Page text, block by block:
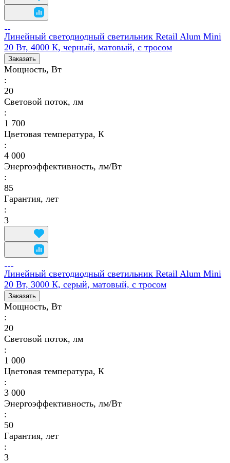
Линейный светодиодный светильник Retail Alum Mini
20 Вт, 4000 К, черный, матовый, с тросом
Заказать
Мощность, Вт
:
20
Световой поток, лм
:
1 700
Цветовая температура, К
:
4 000
Энергоэффективность, лм/Вт
:
85
Гарантия, лет
:
3
Линейный светодиодный светильник Retail Alum Mini
20 Вт, 3000 К, серый, матовый, с тросом
Заказать
Мощность, Вт
:
20
Световой поток, лм
:
1 000
Цветовая температура, К
:
3 000
Энергоэффективность, лм/Вт
:
50
Гарантия, лет
:
3